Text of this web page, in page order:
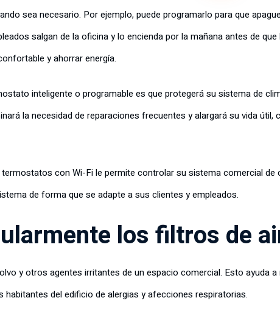
sea necesario. Por ejemplo, puede programarlo para que
salgan de la oficina y lo encienda por la mañana antes de que
y ahorrar energía.
inteligente o programable es que protegerá su sistema de
la necesidad de reparaciones frecuentes y alargará su vida útil,
con Wi-Fi le permite controlar su sistema comercial de
de forma que se adapte a sus clientes y empleados.
los filtros de
y otros agentes irritantes de un espacio comercial. Esto ayuda a
del edificio de alergias y afecciones respiratorias.